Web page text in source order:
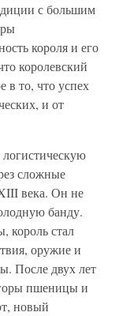
с большим
короля и его
королевский
в то, что успех
и от
сложные
века. Он не
банду.
король стал
оружие и
После двух лет
пшеницы и
новый